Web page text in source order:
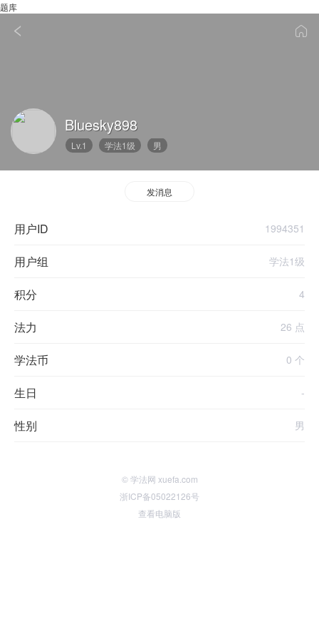
题库
Bluesky898
Lv.1 学法1级 男
发消息
用户ID 1994351
用户组 学法1级
积分 4
法力 26 点
学法币 0 个
生日 -
性别 男
© 学法网 xuefa.com
浙ICP备05022126号
查看电脑版